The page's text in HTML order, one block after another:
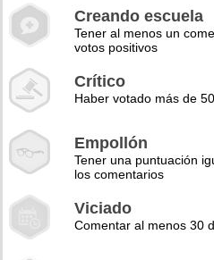
Creando escuela
Tener al menos un
votos positivos
Crítico
Haber votado más de
Empollón
Tener una puntuación
los comentarios
Viciado
Comentar al menos 30